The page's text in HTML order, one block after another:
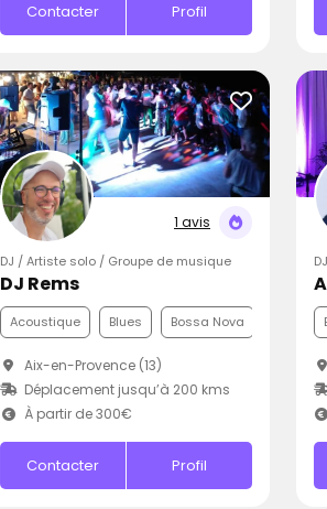
Contacter Profil
1 avis
DJ / Artiste solo / Groupe de musique
DJ Rems
Acoustique Blues Bossa Nova
Aix-en-Provence (13)
Déplacement jusqu’à 200 kms
À partir de 300€
Contacter Profil
DJ